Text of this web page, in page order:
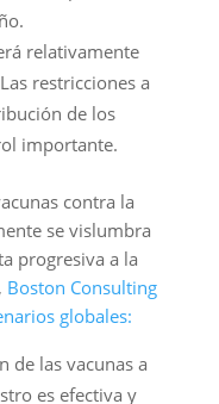
relativamente
restricciones a
de los
importante.
contra la
se vislumbra
progresiva a la
Boston Consulting
globales:
de las vacunas a
es efectiva y